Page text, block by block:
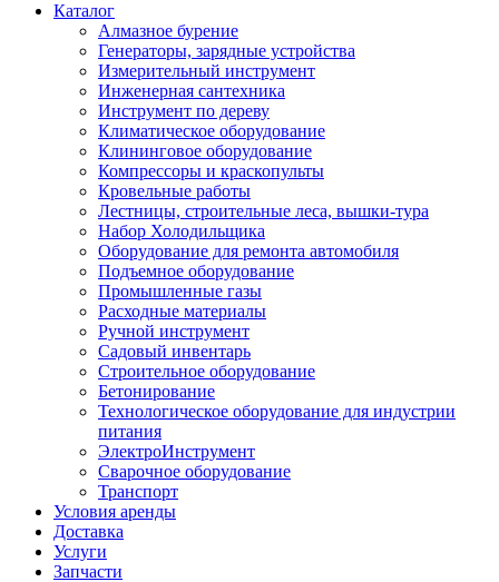
Каталог
Алмазное бурение
Генераторы, зарядные устройства
Измерительный инструмент
Инженерная сантехника
Инструмент по дереву
Климатическое оборудование
Клининговое оборудование
Компрессоры и краскопульты
Кровельные работы
Лестницы, строительные леса, вышки-тура
Набор Холодильщика
Оборудование для ремонта автомобиля
Подъемное оборудование
Промышленные газы
Расходные материалы
Ручной инструмент
Садовый инвентарь
Строительное оборудование
Бетонирование
Технологическое оборудование для индустрии
питания
ЭлектроИнструмент
Сварочное оборудование
Транспорт
Условия аренды
Доставка
Услуги
Запчасти